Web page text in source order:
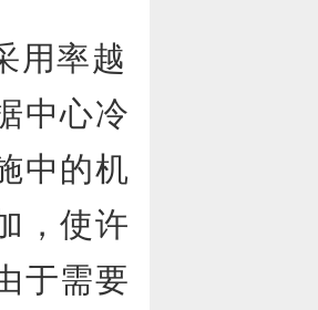
用率越
中心冷
中的机
，使许
于需要